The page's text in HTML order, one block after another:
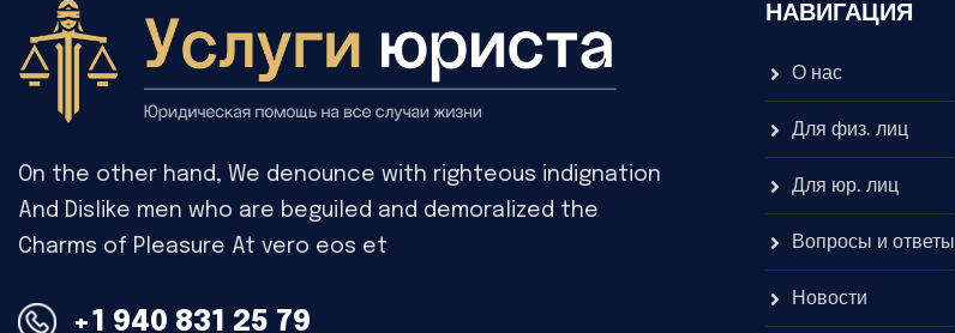
On the other hand, We denounce with righteous indignation
And Dislike men who are beguiled and demoralized the
Charms of Pleasure At vero eos et
+1 940 831 25 79
НАВИГАЦИЯ
О нас
Для физ. лиц
Для юр. лиц
Вопросы и ответы
Новости